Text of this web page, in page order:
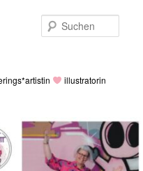
illustratorin